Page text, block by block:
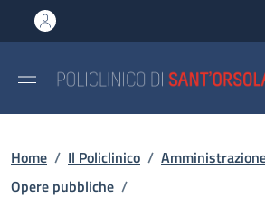
al contenuto principale
to footer content
Briciole di pane
Home / Il Policlinico /
Opere pubbliche /